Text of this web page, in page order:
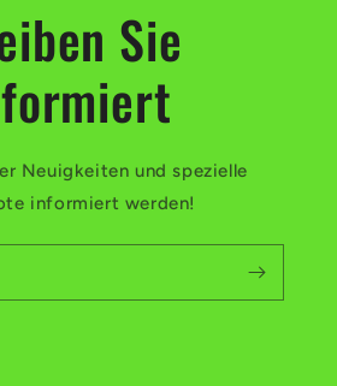
Sie
Neuigkeiten und spezielle
informiert werden!